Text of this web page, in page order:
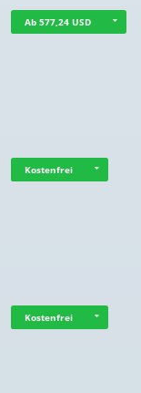
Ab 577,24 USD
Kostenfrei
Kostenfrei